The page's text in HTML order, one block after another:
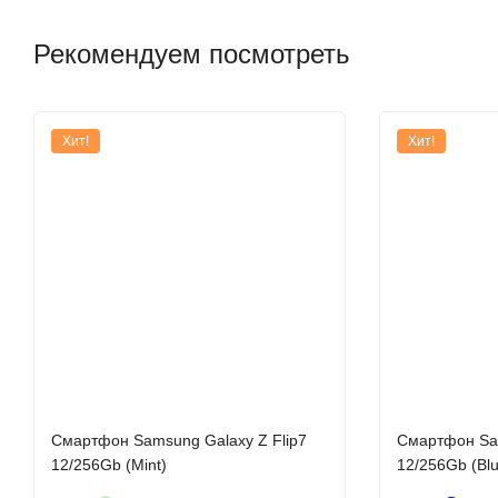
приложение «Переводчик» в режиме двойного экрана,
также многими другими
Рекомендуем посмотреть
Хит!
Смартфон Samsung Galaxy Z Flip7
12/256Gb (Mint)
Хит!
Смартфон
12/256Gb